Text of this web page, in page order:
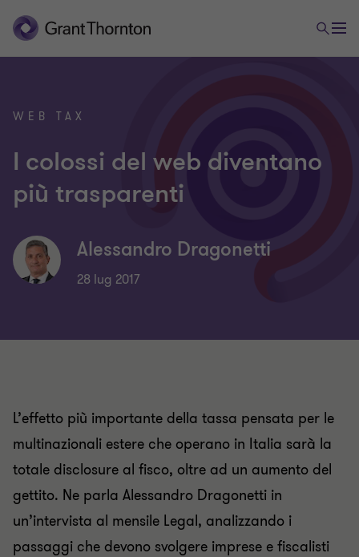
WEB TAX
I colossi del web diventano
più trasparenti
Alessandro Dragonetti
28 lug 2017
L’effetto più importante della tassa pensata per le
multinazionali estere che operano in Italia sarà la
totale disclosure al fisco, oltre ad un aumento del
gettito. Ne parla Alessandro Dragonetti in
un’intervista al mensile Legal, analizzando i
passaggi che devono svolgere imprese e fiscalisti